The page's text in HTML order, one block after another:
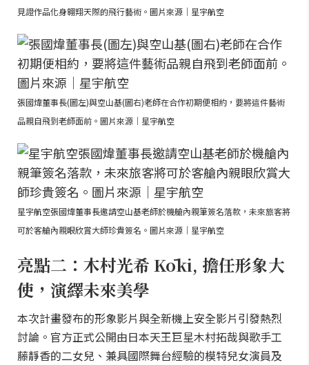
見證作品化身翱翔天際的飛行藝術。圖片來源｜星宇航空
張國煒董事長(圖左)與空山基(圖右)老師在合作初期便相約，要將這件藝術
品親自飛到老師面前。圖片來源｜星宇航空
星宇航空張國煒董事長邀請空山基老師於機艙內親筆簽名落款，未來旅客將
可於客艙內親眼欣賞大師珍貴簽名。圖片來源｜星宇航空
亮點二：木村光希 Kōki, 擔任形象大
使，演繹未來美學
本次計畫發布的形象影片與全新機上安全影片引發熱烈
討論。官方正式公開由日本天王巨星木村拓哉與歌手工
藤靜香的二女兒、兼具國際舞台經驗的模特兒女演員及